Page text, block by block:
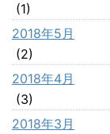
(1)
2018年5月
(2)
2018年4月
(3)
2018年3月